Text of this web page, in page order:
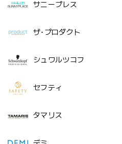
サニープレス
ザ･プロダクト
シュワルツコフ
セフティ
タマリス